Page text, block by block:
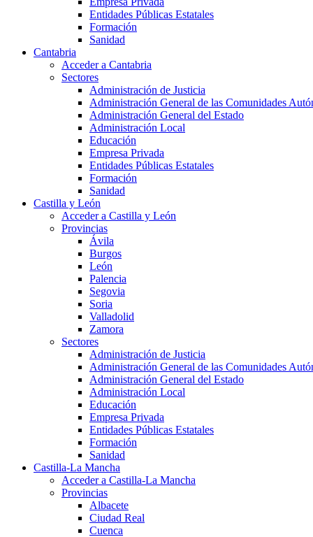
Entidades Públicas Estatales
Formación
Sanidad
Cantabria
Acceder a Cantabria
Sectores
Administración de Justicia
Administración General de las Comunidades
Administración General del Estado
Administración Local
Educación
Empresa Privada
Entidades Públicas Estatales
Formación
Sanidad
Castilla y León
Acceder a Castilla y León
Provincias
Ávila
Burgos
León
Palencia
Segovia
Soria
Valladolid
Zamora
Sectores
Administración de Justicia
Administración General de las Comunidades
Administración General del Estado
Administración Local
Educación
Empresa Privada
Entidades Públicas Estatales
Formación
Sanidad
Castilla-La Mancha
Acceder a Castilla-La Mancha
Provincias
Albacete
Ciudad Real
Cuenca